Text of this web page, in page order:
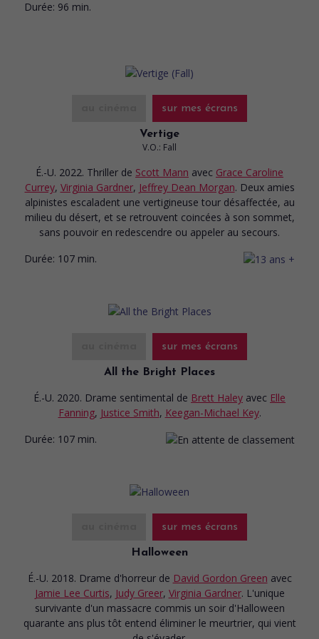
Durée: 96 min.
sur mes écrans
Vertige
V.O.: Fall
É.-U. 2022. Thriller de Scott Mann avec Grace Caroline
Currey, Virginia Gardner, Jeffrey Dean Morgan. Deux amies
alpinistes escaladent une vertigineuse tour désaffectée, au
milieu du désert, et se retrouvent coincées à son sommet,
sans pouvoir en redescendre ou appeler au secours.
Durée: 107 min.
sur mes écrans
All the Bright Places
É.-U. 2020. Drame sentimental de Brett Haley avec Elle
Fanning, Justice Smith, Keegan-Michael Key.
Durée: 107 min.
sur mes écrans
Halloween
É.-U. 2018. Drame d'horreur de David Gordon Green avec
Jamie Lee Curtis, Judy Greer, Virginia Gardner. L'unique
survivante d'un massacre commis un soir d'Halloween
quarante ans plus tôt entend éliminer le meurtrier, qui vient